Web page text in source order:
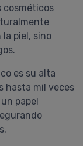
cosméticos
piel, sino
es su alta
hasta mil veces
papel